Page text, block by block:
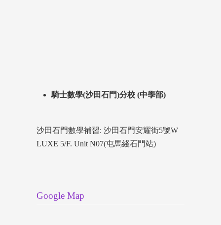
騎士數學(沙田石門)分校 (中學部)
沙田石門數學補習: 沙田石門安耀街5號W
LUXE 5/F. Unit N07(屯馬綫石門站)
Google Map